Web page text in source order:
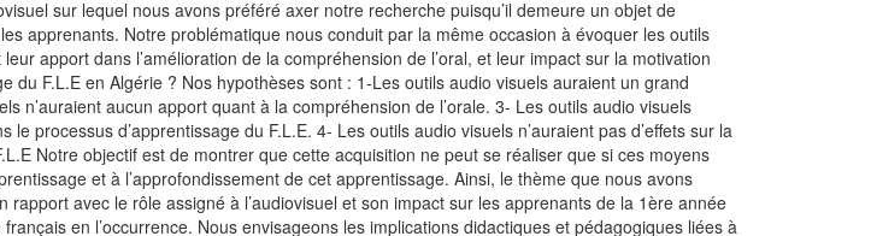
sur lequel nous avons préféré axer notre recherche puisqu’il demeure un objet de
apprenants. Notre problématique nous conduit par la même occasion à évoquer les outils
apport dans l’amélioration de la compréhension de l’oral, et leur impact sur la motivation
du F.L.E en Algérie ? Nos hypothèses sont : 1-Les outils audio visuels auraient un grand
n’auraient aucun apport quant à la compréhension de l’orale. 3- Les outils audio visuels
processus d’apprentissage du F.L.E. 4- Les outils audio visuels n’auraient pas d’effets sur la
Notre objectif est de montrer que cette acquisition ne peut se réaliser que si ces moyens
et à l’approfondissement de cet apprentissage. Ainsi, le thème que nous avons
avec le rôle assigné à l’audiovisuel et son impact sur les apprenants de la 1ère année
en l’occurrence. Nous envisageons les implications didactiques et pédagogiques liées à